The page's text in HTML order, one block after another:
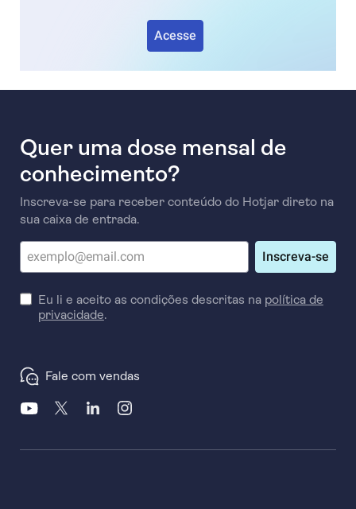
Acesse
Quer uma dose mensal de
conhecimento?
Inscreva-se para receber conteúdo do Hotjar direto na
sua caixa de entrada.
Inscreva-se
Eu li e aceito as condições descritas na política de
privacidade.
Fale com vendas